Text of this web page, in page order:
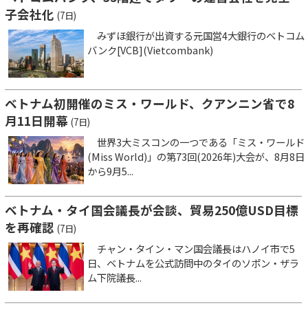
子会社化 (7日)
みずほ銀行が出資する元国営4大銀行のベトコム
バンク[VCB](Vietcombank)
ベトナム初開催のミス・ワールド、クアンニン省で8
月11日開幕 (7日)
世界3大ミスコンの一つである「ミス・ワールド
(Miss World)」の第73回(2026年)大会が、8月8日
から9月5...
ベトナム・タイ国会議長が会談、貿易250億USD目標
を再確認 (7日)
チャン・タイン・マン国会議長はハノイ市で5
日、ベトナムを公式訪問中のタイのソポン・ザラ
ム下院議長...